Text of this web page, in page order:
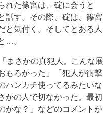
た篠宮は、碇に会うと
話す。その際、碇は、篠宮
と気付く。そしてとある人
…。
まさかの真犯人。こんな展
もろかった」「犯人が衝撃
ハンカチ使ってるみたいな
かの人で切なかった。最初
かな？」などのコメントが